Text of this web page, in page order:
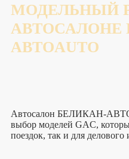
МОДЕЛЬНЫЙ
АВТОСАЛОНЕ
АВТОAUTO
Автосалон БЕЛИКАН-
выбор моделей GAC,
поездок, так и для делового